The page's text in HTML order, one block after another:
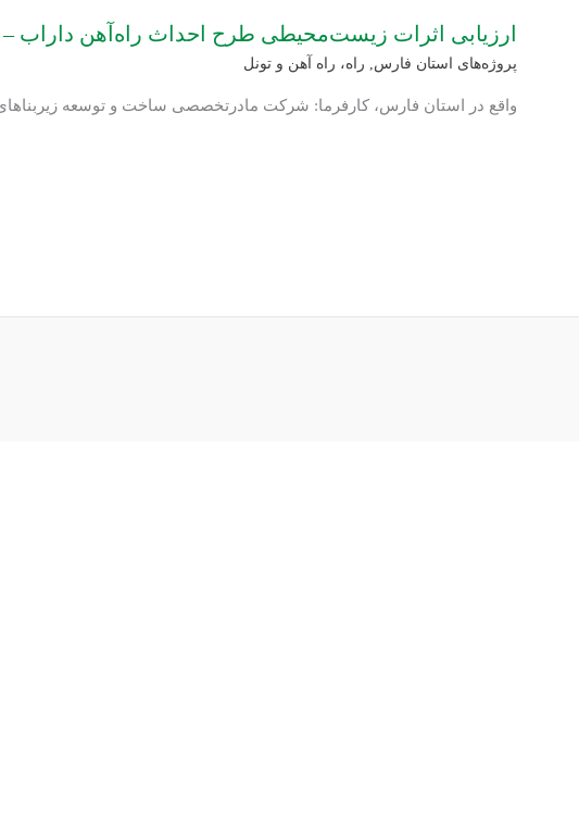
ارزیابی اثرات زیست‌محیطی طرح احداث راه‌آهن داراب –
پروژه‌های استان فارس, راه، راه آهن و تونل
واقع در استان فارس، کارفرما: شرکت مادرتخصصی ساخت و توسعه